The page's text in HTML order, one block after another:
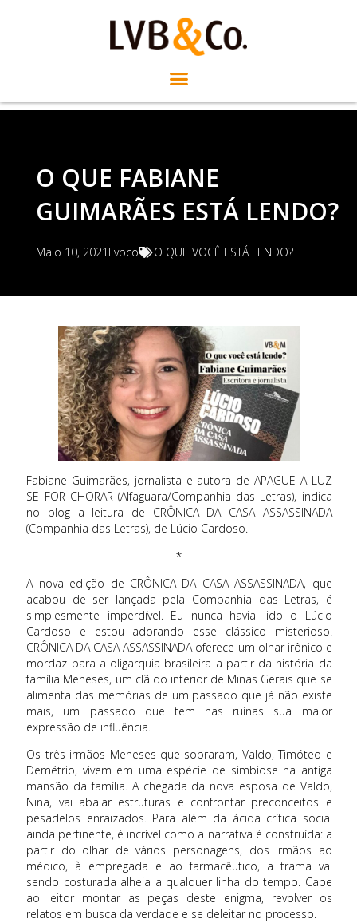
O QUE FABIANE
GUIMARÃES ESTÁ LENDO?
Maio 10, 2021 Lvbco O QUE VOCÊ ESTÁ LENDO?
Fabiane Guimarães, jornalista e autora de APAGUE A LUZ
SE FOR CHORAR (Alfaguara/Companhia das Letras), indica
no blog a leitura de CRÔNICA DA CASA ASSASSINADA
(Companhia das Letras), de Lúcio Cardoso.
*
A nova edição de CRÔNICA DA CASA ASSASSINADA, que
acabou de ser lançada pela Companhia das Letras, é
simplesmente imperdível. Eu nunca havia lido o Lúcio
Cardoso e estou adorando esse clássico misterioso.
CRÔNICA DA CASA ASSASSINADA oferece um olhar irônico e
mordaz para a oligarquia brasileira a partir da história da
família Meneses, um clã do interior de Minas Gerais que se
alimenta das memórias de um passado que já não existe
mais, um passado que tem nas ruínas sua maior
expressão de influência.
Os três irmãos Meneses que sobraram, Valdo, Timóteo e
Demétrio, vivem em uma espécie de simbiose na antiga
mansão da família. A chegada da nova esposa de Valdo,
Nina, vai abalar estruturas e confrontar preconceitos e
pesadelos enraizados. Para além da ácida crítica social
ainda pertinente, é incrível como a narrativa é construída: a
partir do olhar de vários personagens, dos irmãos ao
médico, à empregada e ao farmacêutico, a trama vai
sendo costurada alheia a qualquer linha do tempo. Cabe
ao leitor montar as peças deste enigma, revolver os
relatos em busca da verdade e se deleitar no processo.